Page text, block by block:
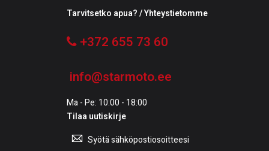
Tarvitsetko apua? / Yhteystietomme
+372 655 73 60
info@starmoto.ee
Ma - Pe: 10:00 - 18:00
Tilaa uutiskirje
Tilaa
uutiskirje: